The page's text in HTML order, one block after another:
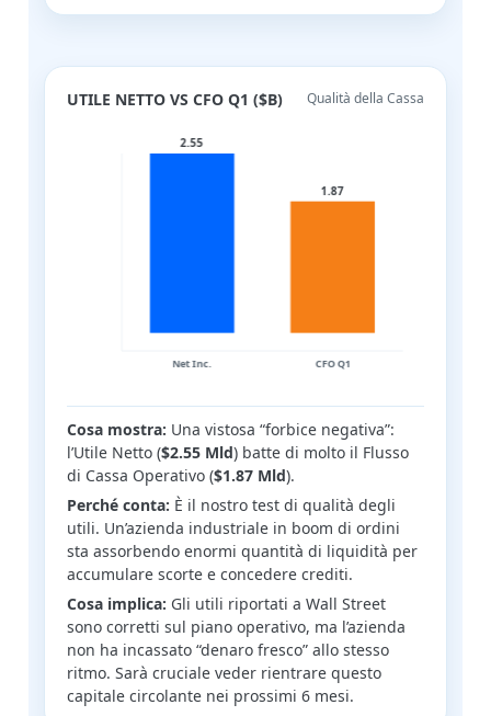
UTILE NETTO VS CFO Q1 ($B) Qualità della Cassa
Cosa mostra: Una vistosa “forbice negativa”:
l’Utile Netto ($2.55 Mld) batte di molto il Flusso
di Cassa Operativo ($1.87 Mld).
Perché conta: È il nostro test di qualità degli
utili. Un’azienda industriale in boom di ordini
sta assorbendo enormi quantità di liquidità per
accumulare scorte e concedere crediti.
Cosa implica: Gli utili riportati a Wall Street
sono corretti sul piano operativo, ma l’azienda
non ha incassato “denaro fresco” allo stesso
ritmo. Sarà cruciale veder rientrare questo
capitale circolante nei prossimi 6 mesi.